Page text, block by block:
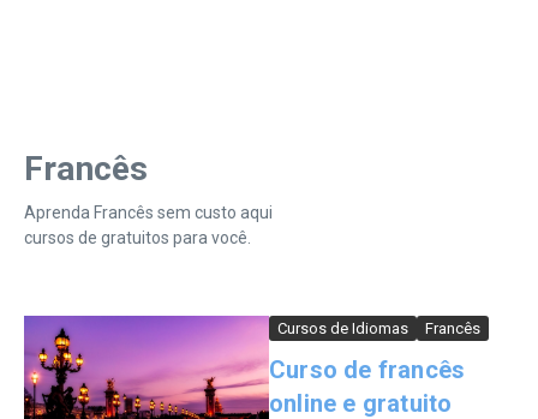
Francês
Aprenda Francês sem custo aqui
cursos de gratuitos para você.
Cursos de Idiomas Francês
Curso de francês
online e gratuito